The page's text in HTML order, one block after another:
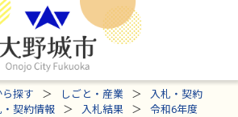
探す しごと・産業
入札・契約
契約情報
入札結果
令和6年度